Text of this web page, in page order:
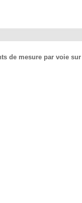
de mesure par voie